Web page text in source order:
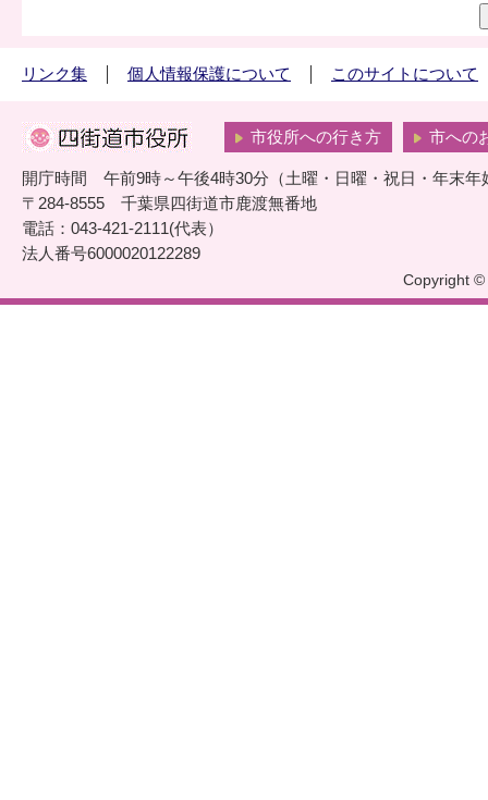
リンク集 個人情報保護について このサイトについて
市役所への行き方 市への
開庁時間 午前9時～午後4時30分（土曜・日曜・祝日・年末年
〒284-8555 千葉県四街道市鹿渡無番地
電話：043-421-2111(代表）
法人番号6000020122289
Copyright ©